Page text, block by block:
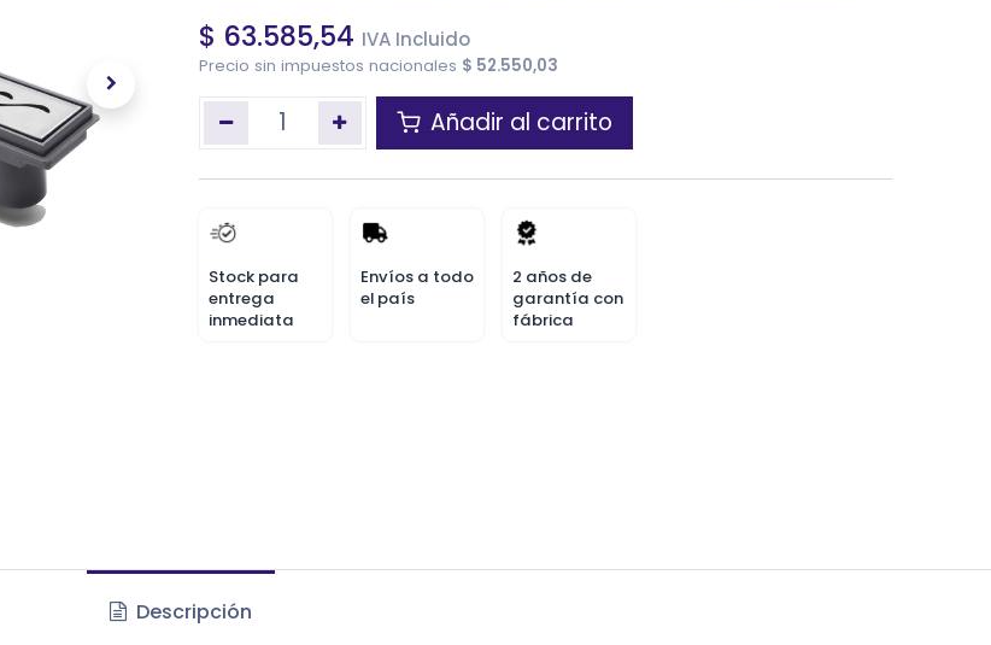
$ 63.585,54 IVA Incluido
Precio sin impuestos nacionales $ 52.550,03
Añadir al carrito
Stock para
entrega
inmediata
Envíos a todo
el país
2 años de
garantía con
fábrica
Descripción